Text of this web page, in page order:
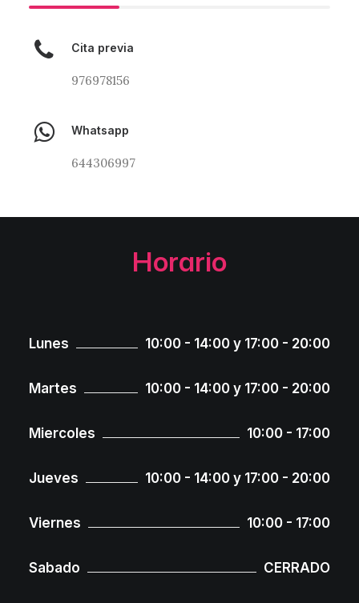
Cita previa
976978156
Whatsapp
644306997
Horario
Lunes 10:00 - 14:00 y 17:00 - 20:00
Martes 10:00 - 14:00 y 17:00 - 20:00
Miercoles 10:00 - 17:00
Jueves 10:00 - 14:00 y 17:00 - 20:00
Viernes 10:00 - 17:00
Sabado CERRADO